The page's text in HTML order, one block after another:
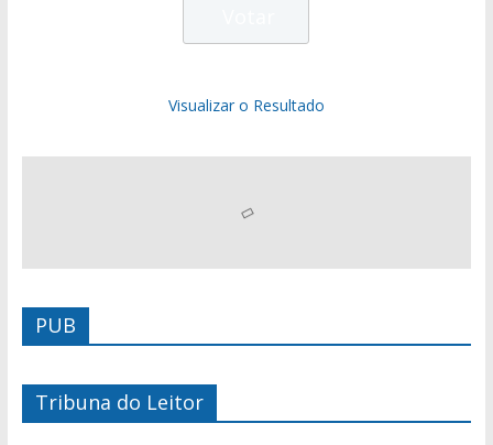
Visualizar o Resultado
PUB
Tribuna do Leitor